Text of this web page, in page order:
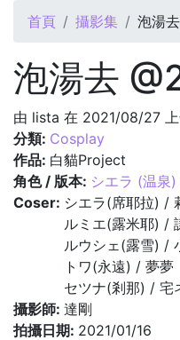
您在這裡
首頁 攝影集 泡湯
泡湯去
由 lista 在 2021/08/27
分類: Cosplay
作品: 白貓Project
角色 / 版本: シエラ (温泉
Coser: シエラ(席耶拉) /
ルミエ(露米耶) /
ルウシェ(露雪) /
トワ(永遠) / 夢夢
セツナ(剎那) / 宅
攝影師: 達剛
拍攝日期: 2021/01/16